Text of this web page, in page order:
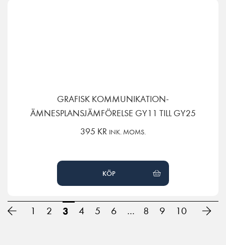
GRAFISK KOMMUNIKATION-
ÄMNESPLANSJÄMFÖRELSE GY11 TILL GY25
395 KR INK. MOMS.
KÖP
1 2 3 4 5 6 … 8 9 10